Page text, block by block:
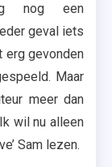
nog een
geval iets
erg gevonden
Maar
meer dan
wil nu alleen
Sam lezen.